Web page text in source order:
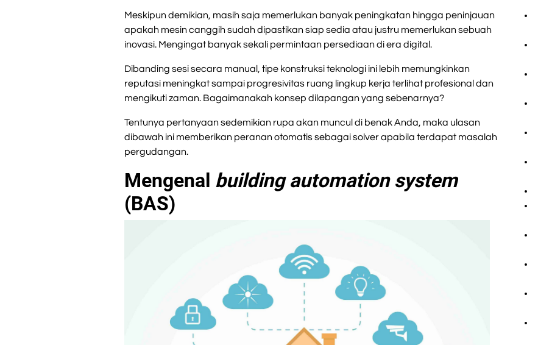
Meskipun demikian, masih saja memerlukan banyak peningkatan hingga peninjauan
apakah mesin canggih sudah dipastikan siap sedia atau justru memerlukan sebuah
inovasi. Mengingat banyak sekali permintaan persediaan di era digital.
Dibanding sesi secara manual, tipe konstruksi teknologi ini lebih memungkinkan
reputasi meningkat sampai progresivitas ruang lingkup kerja terlihat profesional dan
mengikuti zaman. Bagaimanakah konsep dilapangan yang sebenarnya?
Tentunya pertanyaan sedemikian rupa akan muncul di benak Anda, maka ulasan
dibawah ini memberikan peranan otomatis sebagai solver apabila terdapat masalah
pergudangan.
Mengenal building automation system
(BAS)